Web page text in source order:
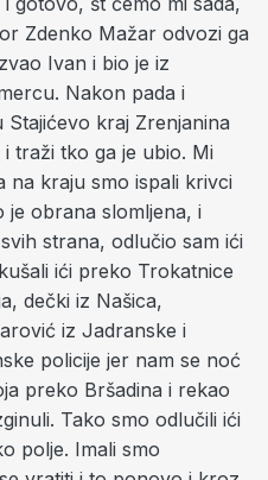
Zdenko Mažar odvozi ga
Ivan i bio je iz
Nakon pada i
kraj Zrenjanina
traži tko ga je ubio. Mi
na kraju smo ispali krivci
je obrana slomljena, i
strana, odlučio sam ići
ići preko Trokatnice
dečki iz Našica,
iz Jadranske i
policije jer nam se noć
preko Bršadina i rekao
Tako smo odlučili ići
polje. Imali smo